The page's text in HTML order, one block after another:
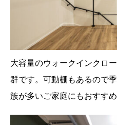
大容量のウォークインクロ
群です。可動棚もあるので
族が多いご家庭にもおすすめ